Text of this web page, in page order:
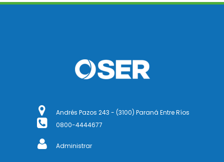
Andrés Pazos 243 - (3100) Paraná Entre Ríos
0800-4444677
Administrar